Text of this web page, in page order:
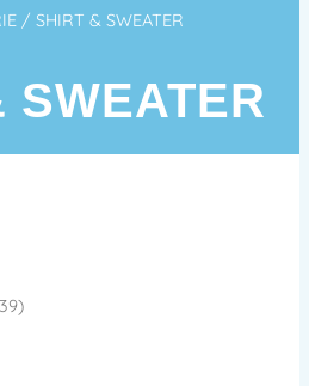
/ SHIRT & SWEATER
SWEATER